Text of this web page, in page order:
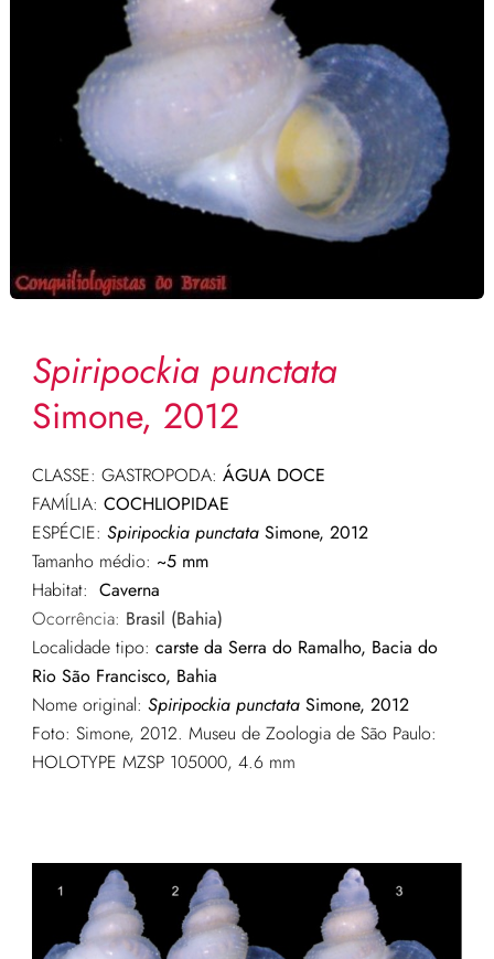
Spiripockia punctata
Simone, 2012
CLASSE: GASTROPODA: ÁGUA DOCE
FAMÍLIA: COCHLIOPIDAE
ESPÉCIE: Spiripockia punctataSimone, 2012
Tamanho médio: ~5 mm
Habitat: Caverna
Ocorrência: Brasil (Bahia)
Localidade tipo: carste da Serra do Ramalho, Bacia do
Rio São Francisco, Bahia
Nome original: Spiripockia punctataSimone, 2012
Foto: Simone, 2012. Museu de Zoologia de São Paulo:
HOLOTYPE MZSP 105000, 4.6 mm